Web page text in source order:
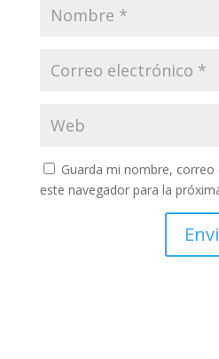
Guarda mi nombre,
este navegador para la